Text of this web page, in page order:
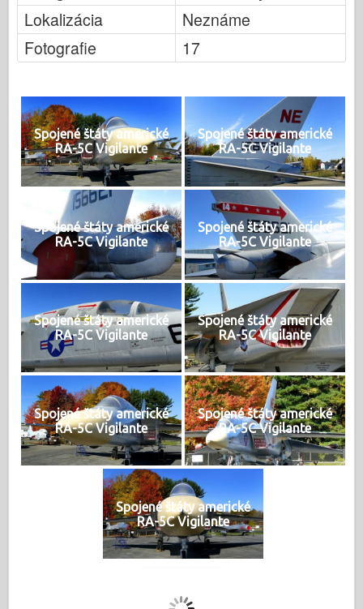
Lokalizácia
Neznáme
Fotografie
17
Spojené štáty americké
RA-5C Vigilante
Spojené štáty americké
RA-5C Vigilante
Spojené štáty americké
RA-5C Vigilante
Spojené štáty americké
RA-5C Vigilante
Spojené štáty americké
RA-5C Vigilante
Spojené štáty americké
RA-5C Vigilante
Spojené štáty americké
RA-5C Vigilante
Spojené štáty americké
RA-5C Vigilante
Spojené štáty americké
RA-5C Vigilante